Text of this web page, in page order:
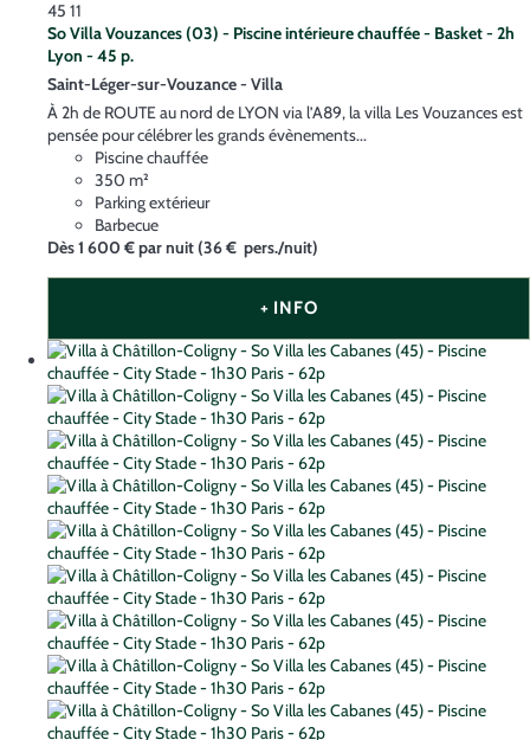
45 11
So Villa Vouzances (03) - Piscine intérieure chauffée - Basket - 2h
Lyon - 45 p.
Saint-Léger-sur-Vouzance - Villa
À 2h de ROUTE au nord de LYON via l’A89, la villa Les Vouzances est
pensée pour célébrer les grands évènements...
Piscine chauffée
350 m²
Parking extérieur
Barbecue
Dès1 600 €par nuit(36 € pers./nuit)
+ INFO